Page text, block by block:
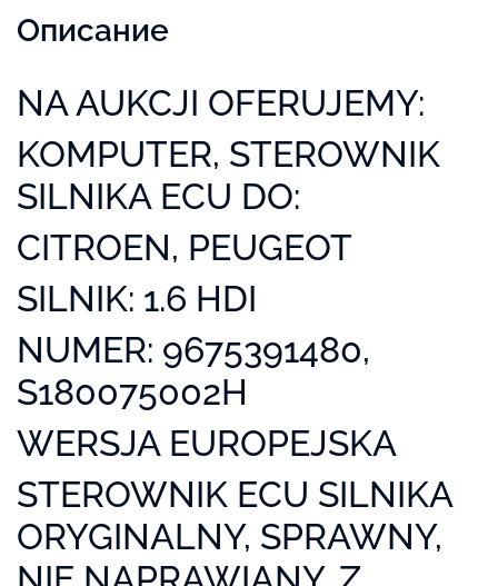
Описание
NA AUKCJI OFERUJEMY:
KOMPUTER, STEROWNIK
SILNIKA ECU DO:
CITROEN, PEUGEOT
SILNIK: 1.6 HDI
NUMER: 9675391480,
S180075002H
WERSJA EUROPEJSKA
STEROWNIK ECU SILNIKA
ORYGINALNY, SPRAWNY,